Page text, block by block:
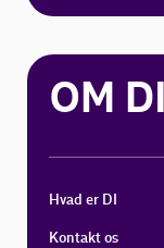
OM DI
Hvad er DI
Kontakt os